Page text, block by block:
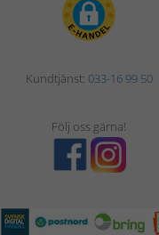
Kundtjänst: 033-16 99 50
Följ oss gärna!